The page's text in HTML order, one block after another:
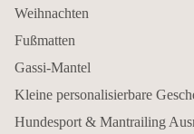
Weihnachten
Fußmatten
Gassi-Mantel
Kleine personalisierbare
Hundesport & Mantrailing